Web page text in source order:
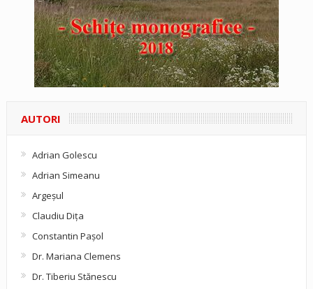
AUTORI
Adrian Golescu
Adrian Simeanu
Argeşul
Claudiu Diţa
Constantin Pașol
Dr. Mariana Clemens
Dr. Tiberiu Stănescu